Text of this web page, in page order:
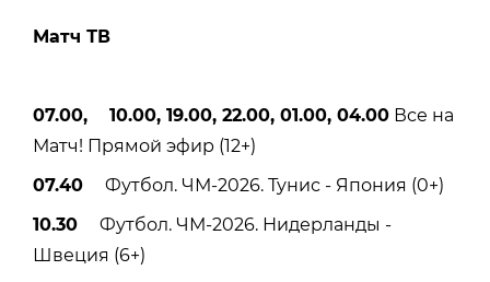
Матч ТВ
07.00, 10.00, 19.00, 22.00, 01.00, 04.00 Все на
Матч! Прямой эфир (12+)
07.40 Футбол. ЧМ-2026. Тунис - Япония (0+)
10.30 Футбол. ЧМ-2026. Нидерланды -
Швеция (6+)